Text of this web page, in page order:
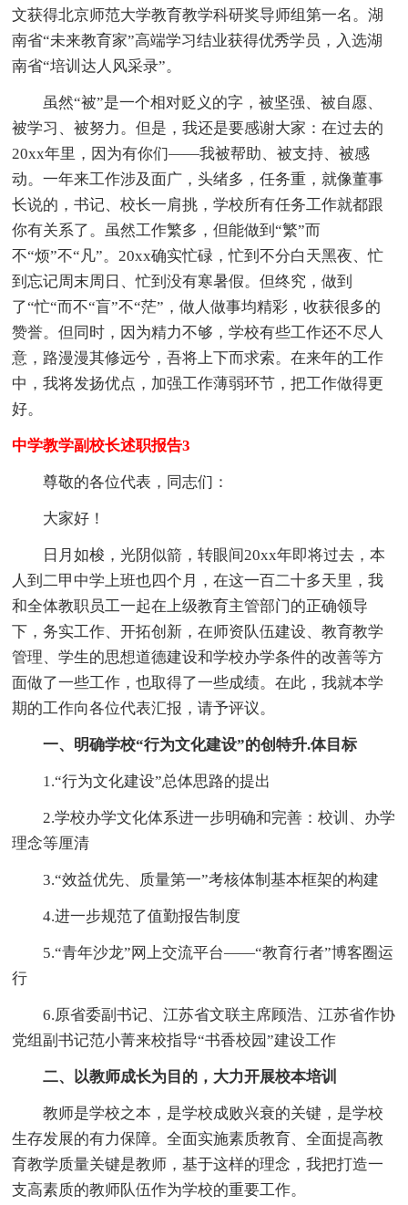
文获得北京师范大学教育教学科研奖导师组第一名。湖
南省“未来教育家”高端学习结业获得优秀学员，入选湖
南省“培训达人风采录”。
虽然“被”是一个相对贬义的字，被坚强、被自愿、
被学习、被努力。但是，我还是要感谢大家：在过去的
20xx年里，因为有你们——我被帮助、被支持、被感
动。一年来工作涉及面广，头绪多，任务重，就像董事
长说的，书记、校长一肩挑，学校所有任务工作就都跟
你有关系了。虽然工作繁多，但能做到“繁”而
不“烦”不“凡”。20xx确实忙碌，忙到不分白天黑夜、忙
到忘记周末周日、忙到没有寒暑假。但终究，做到
了“忙“而不“盲”不“茫”，做人做事均精彩，收获很多的
赞誉。但同时，因为精力不够，学校有些工作还不尽人
意，路漫漫其修远兮，吾将上下而求索。在来年的工作
中，我将发扬优点，加强工作薄弱环节，把工作做得更
好。
中学教学副校长述职报告3
尊敬的各位代表，同志们：
大家好！
日月如梭，光阴似箭，转眼间20xx年即将过去，本
人到二甲中学上班也四个月，在这一百二十多天里，我
和全体教职员工一起在上级教育主管部门的正确领导
下，务实工作、开拓创新，在师资队伍建设、教育教学
管理、学生的思想道德建设和学校办学条件的改善等方
面做了一些工作，也取得了一些成绩。在此，我就本学
期的工作向各位代表汇报，请予评议。
一、明确学校“行为文化建设”的创特升.体目标
1.“行为文化建设”总体思路的提出
2.学校办学文化体系进一步明确和完善：校训、办学
理念等厘清
3.“效益优先、质量第一”考核体制基本框架的构建
4.进一步规范了值勤报告制度
5.“青年沙龙”网上交流平台——“教育行者”博客圈运
行
6.原省委副书记、江苏省文联主席顾浩、江苏省作协
党组副书记范小菁来校指导“书香校园”建设工作
二、以教师成长为目的，大力开展校本培训
教师是学校之本，是学校成败兴衰的关键，是学校
生存发展的有力保障。全面实施素质教育、全面提高教
育教学质量关键是教师，基于这样的理念，我把打造一
支高素质的教师队伍作为学校的重要工作。